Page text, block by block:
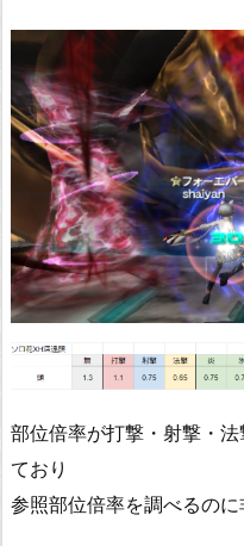
部位倍率が打撃・射撃・
ており
参照部位倍率を調べるの